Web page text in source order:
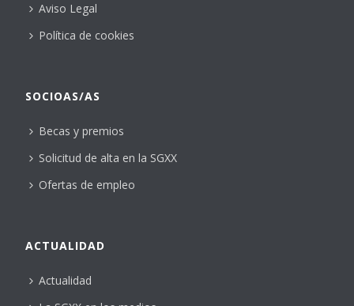
Aviso Legal
Política de cookies
SOCIOAS/AS
Becas y premios
Solicitud de alta en la SGXX
Ofertas de empleo
ACTUALIDAD
Actualidad